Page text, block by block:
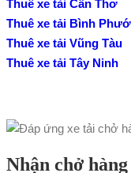
Thuê xe tải Cần Thơ
Thuê xe tải Bình
Thuê xe tải Vũng Tàu
Thuê xe tải Tây Ninh
Nhận chở